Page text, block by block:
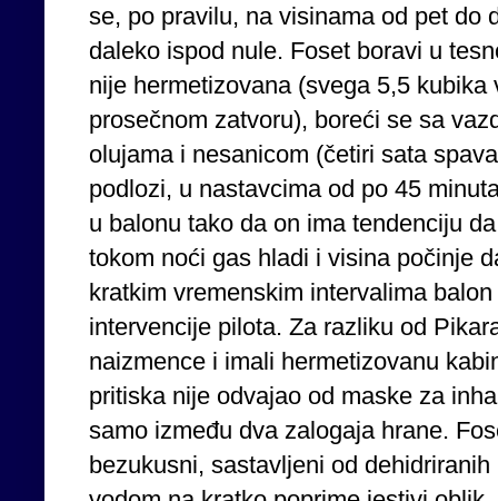
se, po pravilu, na visinama od pet do
daleko ispod nule. Foset boravi u
nije hermetizovana (svega 5,5 kubika
prosečnom zatvoru), boreći se sa
olujama i nesanicom (četiri sata
podlozi, u nastavcima od po 45
u balonu tako da on ima tendenciju
tokom noći gas hladi i visina počinje
kratkim vremenskim intervalima
intervencije pilota. Za razliku od
naizmence i imali hermetizovanu
pritiska nije odvajao od maske za
samo između dva zalogaja hrane.
bezukusni, sastavljeni od